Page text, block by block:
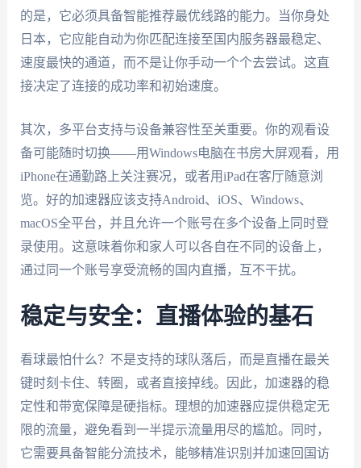
的是，它必须具备智能推荐最优线路的能力。当你身处
日本，它应能自动为你匹配连接至国内服务器最稳定、
速度最快的通道，而不是让你手动一个个去尝试。这直
接决定了连接的成功率和初始速度。
其次，多平台支持与设备兼容性至关重要。你的观看设
备可能随时切换——用Windows电脑在书房大屏观看，用
iPhone在通勤路上关注赛况，或者用iPad在客厅随意浏
览。好的加速器应该支持Android、iOS、Windows、
macOS全平台，并且允许一个账号在多个设备上同时登
录使用。这意味着你和家人可以各自在不同的设备上，
通过同一个账号享受流畅的国内直播，互不干扰。
稳定与安全：直播体验的基石
看球最怕什么？不是支持的球队落后，而是直播在最关
键时刻卡住、转圈，或者直接掉线。因此，加速器的稳
定性和带宽保障是硬指标。理想的加速器应提供稳定无
限的流量，避免看到一半提示流量用尽的尴尬。同时，
它需要具备智能分流技术，能够精准识别并加速回国访